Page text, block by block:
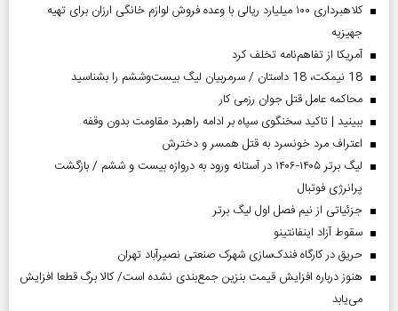
کلاهبرداری ۱۰۰ میلیارد ریالی با وعده فروش لوازم خانگی ارزان برای تهیه
جهیزیه
آمریکا از تفاهم‌نامه تخلف کرد
18 نیمکت، 18 داستان / سرمربیان لیگ بیست‌وششم را بشناسید
محاکمه عامل قتل جوان رزمی کار
ببینید | تاکید سخنگوی سپاه بر ادامه راهبرد مقاومت بدون وقفه
اعتراف مرد خونسرد به قتل همسر و دخترش
لیگ برتر ۱۴۰۵-۱۴۰۶ در آستانه ورود به دروازه بیست و ششم / بازگشت
پرانرژی فوتبال
جزئیاتی از نیم فصل اول لیگ برتر
سقوط آزاد اینفانتینو
حریق در کارگاه فندک‌سازی شهرک صنعتی نصیرآباد تهران
هنوز درباره افزایش قیمت بنزین جمع‌بندی نشده است/ کالا برگ قطعا افزایش
می‌یابد